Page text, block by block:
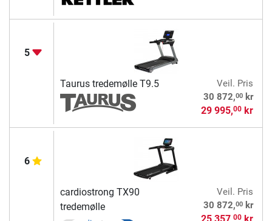
5
Taurus tredemølle T9.5
Veil. Pris
30 872,00kr
29 995,00kr
6
cardiostrong TX90
tredemølle
Veil. Pris
30 872,00kr
00